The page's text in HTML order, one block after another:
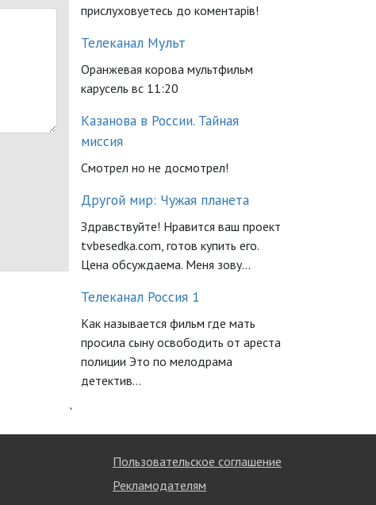
прислуховуетесь до коментарів!
Телеканал Мульт
Оранжевая корова мультфильм
карусель вс 11:20
Казанова в России. Тайная
миссия
Смотрел но не досмотрел!
Другой мир: Чужая планета
Здравствуйте! Нравится ваш проект
tvbesedka.com, готов купить его.
Цена обсуждаема. Меня зову...
Телеканал Россия 1
Как называется фильм где мать
просила сыну освободить от ареста
полиции Это по мелодрама
детектив...
`
Пользовательское соглашение
Рекламодателям